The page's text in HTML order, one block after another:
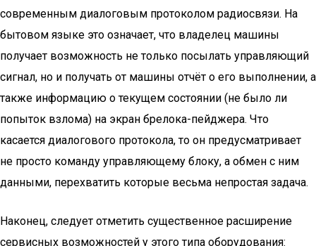
современным диалоговым протоколом радиосвязи. На
бытовом языке это означает, что владелец машины
получает возможность не только посылать управляющий
сигнал, но и получать от машины отчёт о его выполнении, а
также информацию о текущем состоянии (не было ли
попыток взлома) на экран брелока-пейджера. Что
касается диалогового протокола, то он предусматривает
не просто команду управляющему блоку, а обмен с ним
данными, перехватить которые весьма непростая задача.
Наконец, следует отметить существенное расширение
сервисных возможностей у этого типа оборудования: